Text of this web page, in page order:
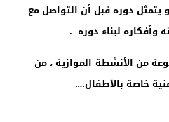
يتمثل دوره قبل أن التواصل مع
وأفكاره لبناء دوره .
من الأنشطة الموازية ، من
خاصة بالأطفال….